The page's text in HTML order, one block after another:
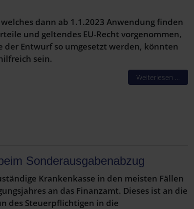
dann ab 1.1.2023 Anwendung finden
und geltendes EU-Recht vorgenommen,
der Entwurf so umgesetzt werden, könnten
sein.
Weiterlesen …
Sonderausgabenabzug
Krankenkasse in den meisten Fällen
an das Finanzamt. Dieses ist an die
des Steuerpflichtigen in die